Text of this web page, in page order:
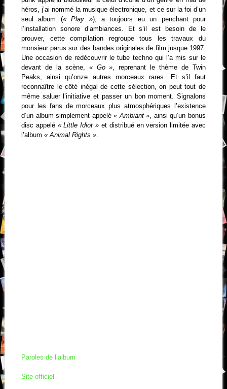
héros, j’ai nommé la musique électronique, et ce sur la foi d’un
seul album (« Play »), a toujours eu un penchant pour
l’installation sonore d’ambiances. Et s’il est besoin de le
prouver, cette compilation regroupe tous les travaux du
monsieur parus sur des bandes originales de film jusque 1997.
Une occasion de redécouvrir le tube techno qui l’a mis sur le
devant de la scène, « Go » , reprenant le thème de Twin
Peaks, ainsi qu’onze autres morceaux rares. Et s’il faut
reconnaître le côté inégal de cette sélection, on peut tout de
même saluer l’initiative et passer un bon moment. Signalons
pour les fans de morceaux plus atmosphériques l’existence
d’un album simplement appelé« Ambiant » , ainsi qu’un bonus
disc appelé « Little Idiot » et distribué en version limitée avec
l’album « Animal Rights ».
Paroles de l’album
Site officiel